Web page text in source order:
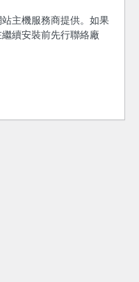
主機服務商提供。如果
續安裝前先行聯絡廠